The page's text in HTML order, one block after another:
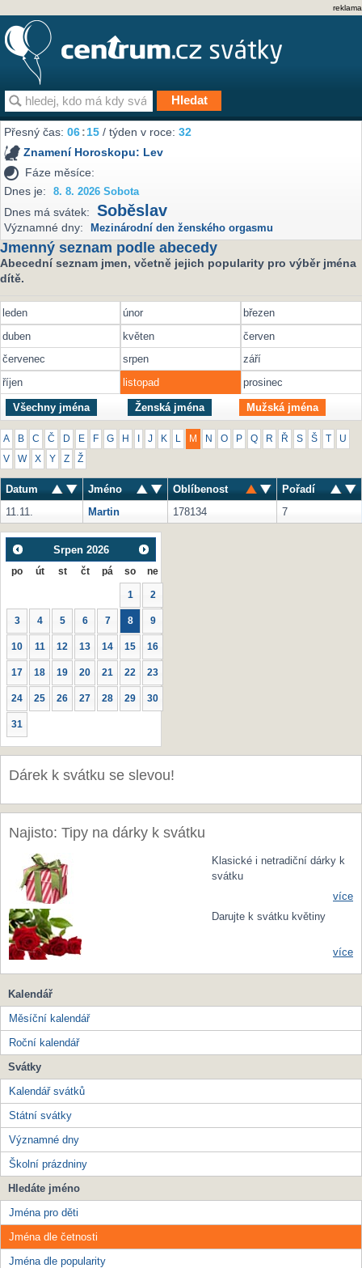
reklama
Přesný čas:06 15 / týden v roce:32
Znamení Horoskopu: Lev
Fáze měsíce:
Dnes je:
8. 8. 2026 Sobota
Dnes má svátek: Soběslav
Významné dny: Mezinárodní den ženského orgasmu
Jmenný seznam podle abecedy
Abecední seznam jmen, včetně jejich popularity pro výběr jména
dítě.
leden únor
březen
duben
květen
červen
červenec
srpen
září
říjen
listopad prosinec
Všechny jména Ženská jména Mužská jména
A B C Č D E F G H J K M N O P Q R Ř S Š U
V W X Y Z Ž
Datum Jméno Oblíbenost
Pořadí
11.11.
Martin 178134 7
Srpen 2026
po út st čt pá so ne
1 2
3 4 5 6 7 8 9
10 11 12 13 14 15 16
17 18 19 20 21 22 23
24 25 26 27 28 29 30
31
Dárek k svátku se slevou!
Najisto: Tipy na dárky k svátku
Klasické i netradiční dárky k
svátku
více
Darujte k svátku květiny
více
Kalendář
Měsíční kalendář
Roční kalendář
Svátky
Kalendář svátků
Státní svátky
Významné dny
Školní prázdniny
Hledáte jméno
Jména pro děti
Jména dle četnosti
Jména dle popularity